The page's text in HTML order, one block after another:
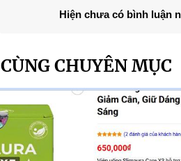
Hiện chưa có bình luận
CHUYÊN MỤC